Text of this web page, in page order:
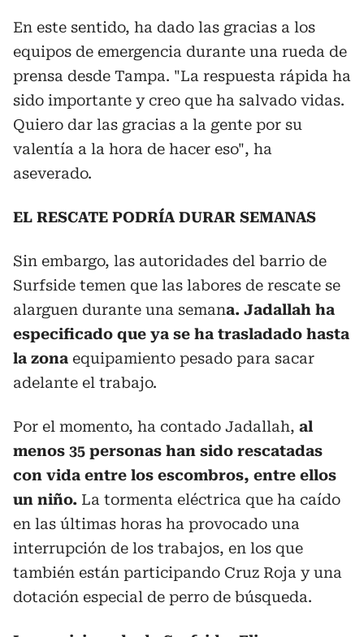
En este sentido, ha dado las gracias a los
equipos de emergencia durante una rueda de
prensa desde Tampa. "La respuesta rápida ha
sido importante y creo que ha salvado vidas.
Quiero dar las gracias a la gente por su
valentía a la hora de hacer eso", ha
aseverado.
EL RESCATE PODRÍA DURAR SEMANAS
Sin embargo, las autoridades del barrio de
Surfside temen que las labores de rescate se
alarguen durante una semana. Jadallah ha
especificado que ya se ha trasladado hasta
la zona equipamiento pesado para sacar
adelante el trabajo.
Por el momento, ha contado Jadallah, al
menos 35 personas han sido rescatadas
con vida entre los escombros, entre ellos
un niño. La tormenta eléctrica que ha caído
en las últimas horas ha provocado una
interrupción de los trabajos, en los que
también están participando Cruz Roja y una
dotación especial de perro de búsqueda.